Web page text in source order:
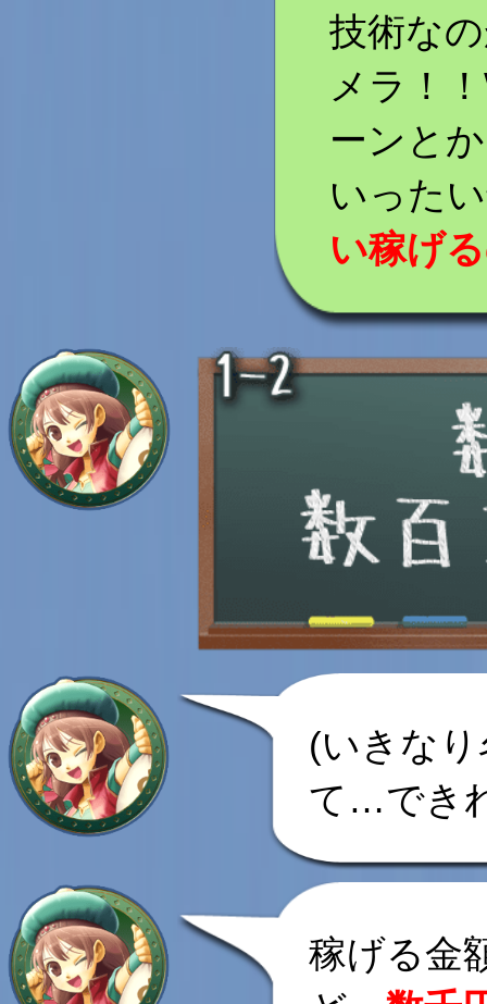
技術な
メラ！
ーンと
いった
い稼げ
(いきな
て…でき
稼げる金